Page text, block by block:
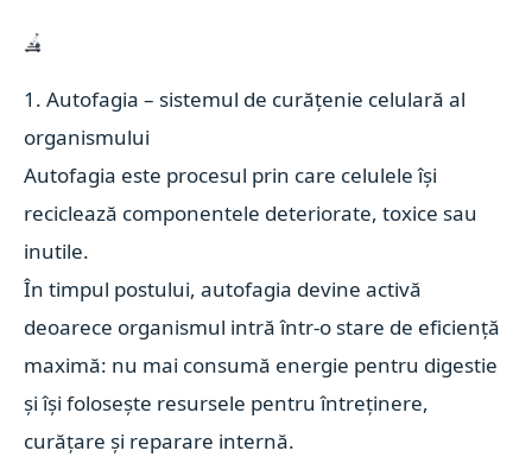
1. Autofagia – sistemul de curățenie celulară al
organismului
Autofagia este procesul prin care celulele își
reciclează componentele deteriorate, toxice sau
inutile.
În timpul postului, autofagia devine activă
deoarece organismul intră într-o stare de eficiență
maximă: nu mai consumă energie pentru digestie
și își folosește resursele pentru întreținere,
curățare și reparare internă.